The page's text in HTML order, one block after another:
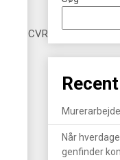
Når
genfinder
CVR